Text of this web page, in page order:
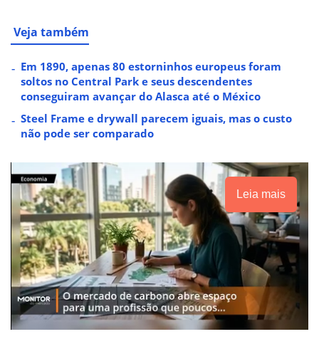
Veja também
Em 1890, apenas 80 estorninhos europeus foram
soltos no Central Park e seus descendentes
conseguiram avançar do Alasca até o México
Steel Frame e drywall parecem iguais, mas o custo
não pode ser comparado
Leia mais